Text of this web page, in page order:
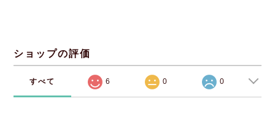
ショップの評価
すべて 6 0 0